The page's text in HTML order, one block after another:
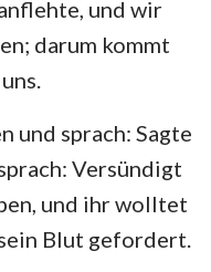
5
12 13
14
19 20
21
26 27
28
33 34
35
und wir
darum kommt
und sprach: Sagte
Versündigt
und ihr wolltet
Blut gefordert.